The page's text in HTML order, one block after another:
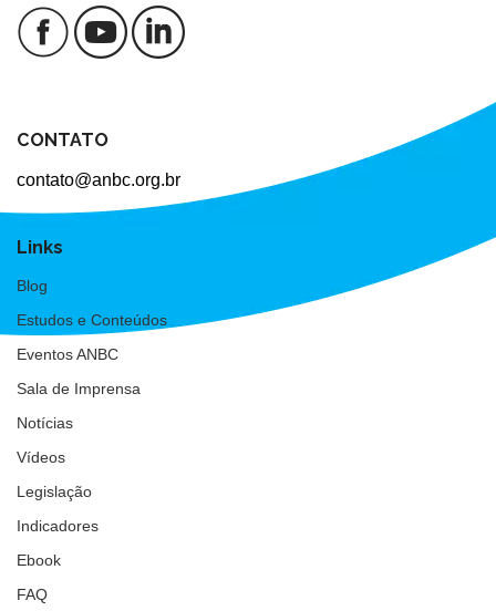
CONTATO
contato@anbc.org.br
Links
Blog
Estudos e Conteúdos
Eventos ANBC
Sala de Imprensa
Notícias
Vídeos
Legislação
Indicadores
Ebook
FAQ